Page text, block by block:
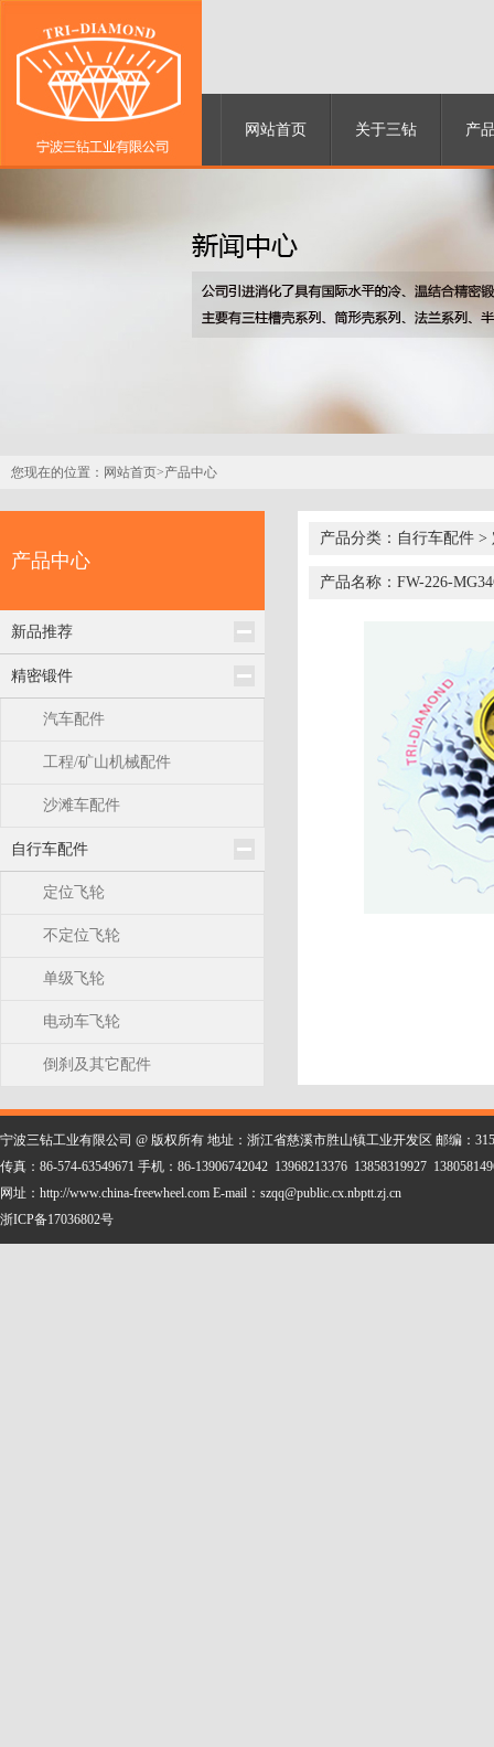
网站首页 关于三钻 产
您现在的位置： 网站首页>产品中心
产品中心
新品推荐
精密锻件
汽车配件
工程/矿山机械配件
沙滩车配件
自行车配件
定位飞轮
不定位飞轮
单级飞轮
电动车飞轮
倒刹及其它配件
产品分类：自行车配件 >
产品名称：FW-226-
宁波三钻工业有限公司 @ 版权所有 地址：浙江省慈溪市胜山镇工业开发区 邮编：
传真：86-574-63549671 手机：86-13906742042 13968213376 13858319927
网址：http://www.china-freewheel.com E-mail：szqq@public.cx.nbptt.zj.cn
浙ICP备17036802号